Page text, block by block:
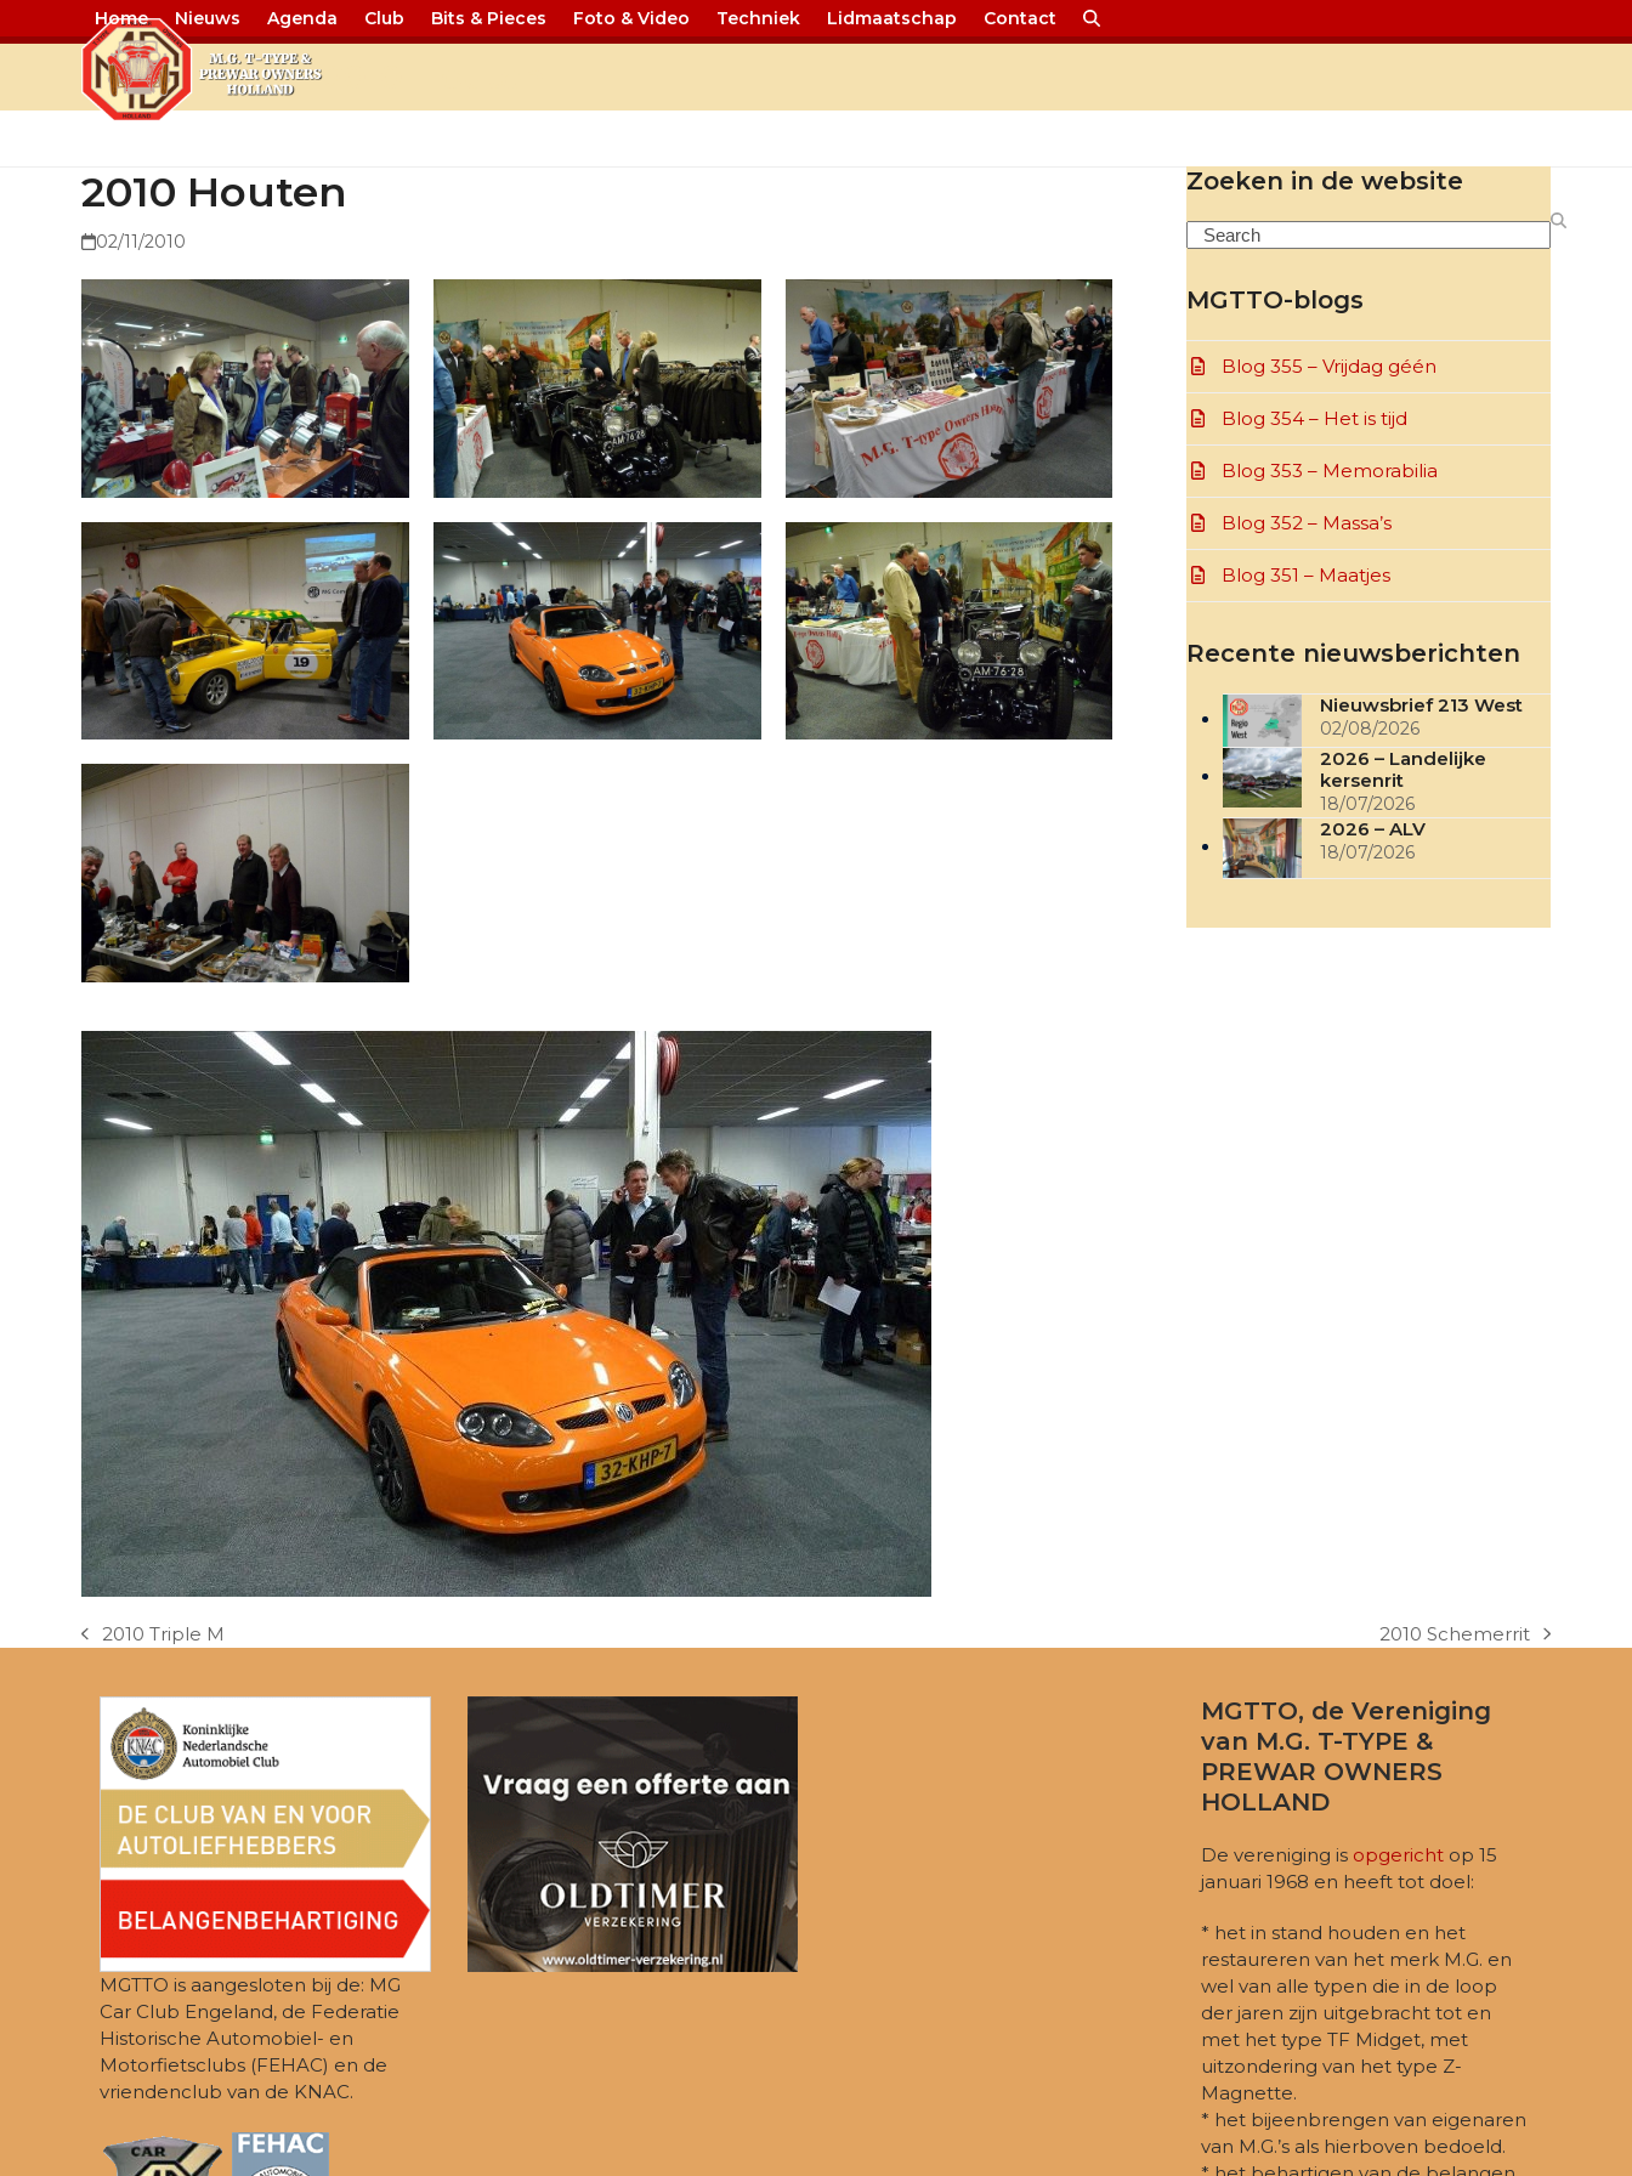
Home Nieuws Agenda Club Bits & Pieces Foto & Video Techniek Lidmaatschap Contact
2010 Houten
02/11/2010
Zoeken in de website
Search
MGTTO-blogs
Blog 355 – Vrijdag géén
Blog 354 – Het is tijd
Blog 353 – Memorabilia
Blog 352 – Massa’s
Blog 351 – Maatjes
Recente nieuwsberichten
Nieuwsbrief 213 West
02/08/2026
2026 – Landelijke
kersenrit
18/07/2026
2026 – ALV
18/07/2026
previous
2010 Triple M
next
2010 Schemerrit
MGTTO is aangesloten bij de: MG
Car Club Engeland, de Federatie
Historische Automobiel- en
Motorfietsclubs (FEHAC) en de
vriendenclub van de KNAC.
MGTTO, de Vereniging
van M.G. T-TYPE &
PREWAR OWNERS
HOLLAND
De vereniging is opgericht op 15
januari 1968 en heeft tot doel:
* het in stand houden en het
restaureren van het merk M.G. en
wel van alle typen die in de loop
der jaren zijn uitgebracht tot en
met het type TF Midget, met
uitzondering van het type Z-
Magnette.
* het bijeenbrengen van eigenaren
van M.G.’s als hierboven bedoeld.